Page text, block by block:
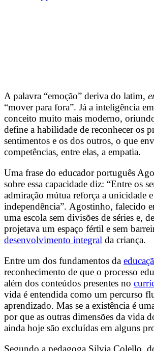
A palavra “emoção” deriva do latim,
“mover para fora”. Já a inteligência
conceito muito mais moderno,
define a habilidade de reconhecer os
sentimentos e os dos outros, o que
competências, entre elas, a empatia.
Uma frase do educador português
sobre essa capacidade diz: “Entre os
admiração mútua reforça a unicidade
independência”. Agostinho, falecido
uma escola sem divisões de séries e,
projetava um espaço fértil e sem
desenvolvimento integral da criança.
Entre um dos fundamentos da
reconhecimento de que o processo
além dos conteúdos presentes no
vida é entendida como um percurso
aprendizado. Mas se a existência é
por que as outras dimensões da vida
ainda hoje são excluídas em alguns
Segundo a pedagoga Silvia Colello,